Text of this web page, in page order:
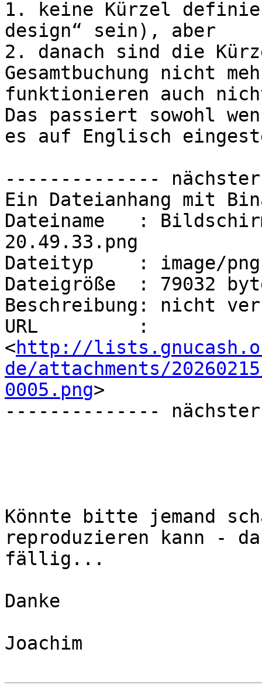
1. keine Kürzel
design“ sein), aber
2. danach sind die
Gesamtbuchung nicht
funktionieren auch
Das passiert sowohl
es auf Englisch
--------------
Ein Dateianhang mit
Dateiname   :
20.49.33.png
Dateityp    : image/png
Dateigröße  : 79032
Beschreibung: nicht
URL         :
<http://
de/attachments/
0005.png>
--------------
Könnte bitte jemand
reproduzieren kann -
fällig...
Danke
Joachim